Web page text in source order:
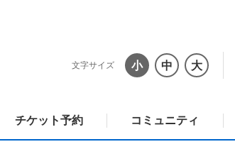
文字サイズ 小 中 大
チケット予約 コミュニティ